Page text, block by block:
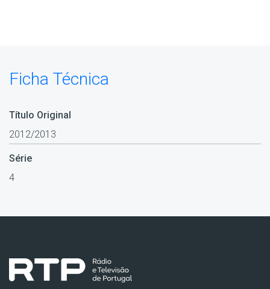
Ficha Técnica
Título Original
2012/2013
Série
4